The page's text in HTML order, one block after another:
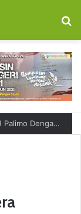
Seven Days Buka Outlet di Kawasan SPBU Palimo Dengan Konsep One Stop Hangout Destination